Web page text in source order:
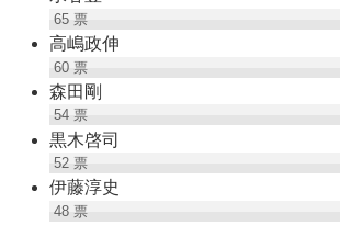
65票
高嶋政伸
60票
森田剛
54票
黒木啓司
52票
伊藤淳史
48票